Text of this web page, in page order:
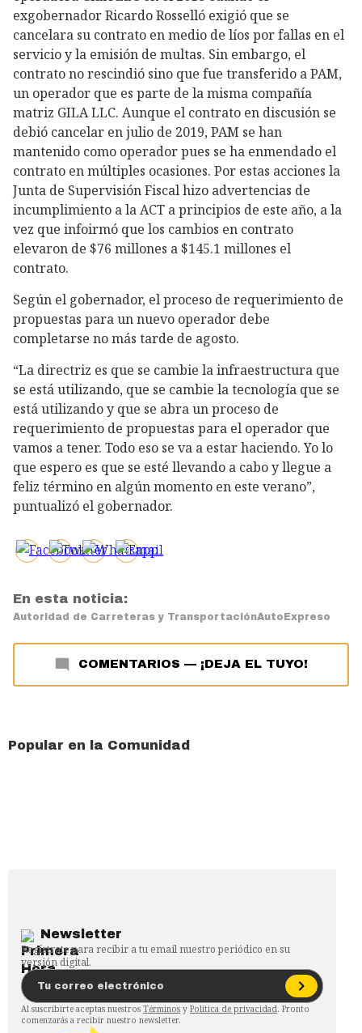
exgobernador Ricardo Rosselló exigió que se
cancelara su contrato en medio de líos por fallas en el
servicio y la emisión de multas. Sin embargo, el
contrato no rescindió sino que fue transferido a PAM,
un operador que es parte de la misma compañía
matriz GILA LLC. Aunque el contrato en discusión se
debió cancelar en julio de 2019, PAM se han
mantenido como operador pues se ha enmendado el
contrato en múltiples ocasiones. Por estas acciones la
Junta de Supervisión Fiscal hizo advertencias de
incumplimiento a la ACT a principios de este año, a la
vez que infoirmó que los cambios en contrato
elevaron de $76 millones a $145.1 millones el
contrato.
Según el gobernador, el proceso de requerimiento de
propuestas para un nuevo operador debe
completarse no más tarde de agosto.
“La directriz es que se cambie la infraestructura que
se está utilizando, que se cambie la tecnología que se
está utilizando y que se abra un proceso de
requerimiento de propuestas para el operador que
vamos a tener. Todo eso se va a estar haciendo. Yo lo
que espero es que se esté llevando a cabo y llegue a
feliz término en algún momento en este verano”,
puntualizó el gobernador.
En esta noticia:
Autoridad de Carreteras y TransportaciónAutoExpreso
COMENTARIOS — ¡DEJA EL TUYO!
Popular en la Comunidad
Newsletter
Regístrate para recibir a tu email nuestro periódico en su
versión digital.
Al suscribirte aceptas nuestros Términos y Política de privacidad. Pronto
comenzarás a recibir nuestro newsletter.